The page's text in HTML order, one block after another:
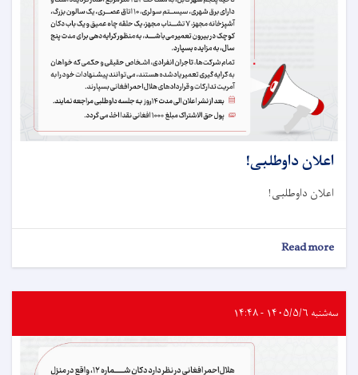
اعلان داوطلبی!
اعلان داوطلبی!
Read more
اعلان
سه‌شنبه ۱۴۰۵/۵/۶ - ۱۴:۴۸